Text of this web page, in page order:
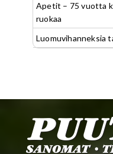
Apetit – 75 vuotta
ruokaa
Luomuvihanneksia